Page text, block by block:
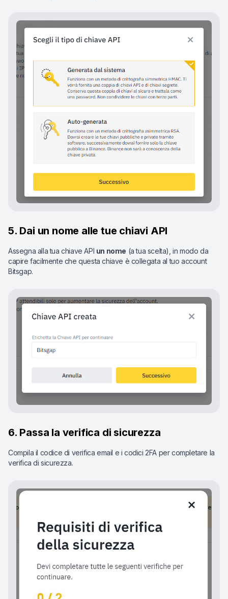
5. Dai un nome alle tue chiavi API
Assegna alla tua chiave API un nome (a tua scelta), in modo da
capire facilmente che questa chiave è collegata al tuo account
Bitsgap.
6. Passa la verifica di sicurezza
Compila il codice di verifica email e i codici 2FA per completare la
verifica di sicurezza.